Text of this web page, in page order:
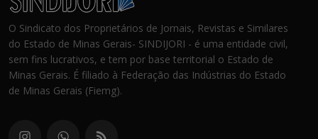
O Sindicato dos Proprietários de Jornais, Revistas e Similares
do Estado de Minas Gerais- SINDIJORI - é uma entidade civil,
sem fins lucrativos, e tem por base territorial o Estado de
Minas Gerais. É filiado à Federação das Indústrias do Estado
de Minas Gerais (Fiemg).